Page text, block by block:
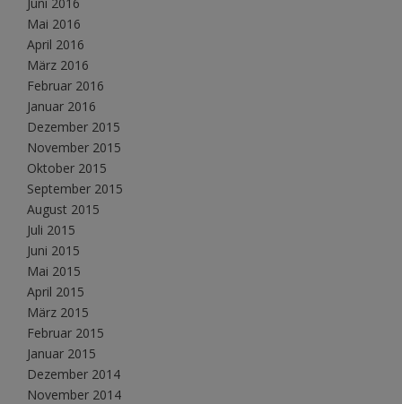
Mai 2016
April 2016
März 2016
Februar 2016
Januar 2016
Dezember 2015
November 2015
Oktober 2015
September 2015
August 2015
Juli 2015
Juni 2015
Mai 2015
April 2015
März 2015
Februar 2015
Januar 2015
Dezember 2014
November 2014